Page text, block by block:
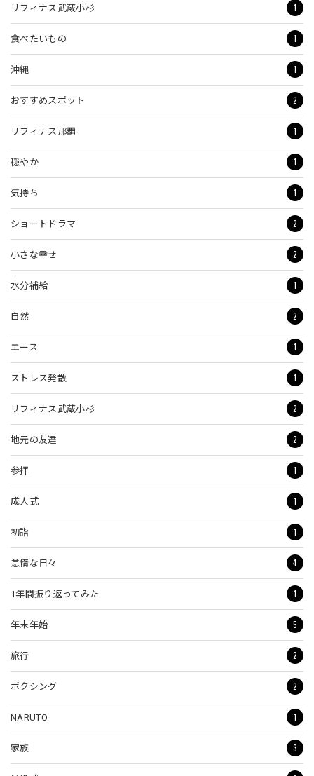
リフィナス武蔵小杉 1
食べたいもの 1
沖縄 1
おすすめスポット 2
リフィナス那覇 1
穏やか 1
気持ち 1
ショートドラマ 2
小さな幸せ 2
水分補給 1
自然 2
エース 1
ストレス発散 1
リフィナス武蔵小杉 2
地元の友達 2
参拝 1
成人式 1
初詣 1
怠惰な日々 4
1年間振り返ってみた 1
年末年始 5
旅行 2
ボクシング 2
NARUTO 1
家族 3